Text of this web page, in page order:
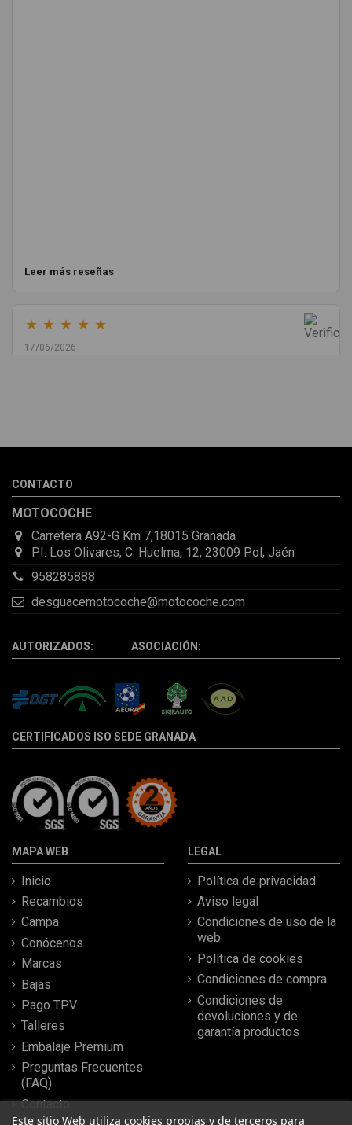
Leer más reseñas
★ ★ ★ ★ ★
17/06/2026
la pieza llegó correcta y bien embalada, además de llegarme 2
CONTACTO
MOTOCOCHE
Carretera A92-G Km 7,18015 Granada
P.I. Los Olivares, C. Huelma, 12, 23009 Pol, Jaén
958285888
desguacemotocoche@motocoche.com
AUTORIZADOS: ASOCIACIÓN:
CERTIFICADOS ISO SEDE GRANADA
MAPA WEB
Inicio
Recambios
Campa
Conócenos
Marcas
Bajas
Pago TPV
Talleres
Embalaje Premium
Preguntas Frecuentes
(FAQ)
Contacto
LEGAL
Política de privacidad
Aviso legal
Condiciones de uso de la
web
Política de cookies
Condiciones de compra
Condiciones de
devoluciones y de
garantía productos
Este sitio Web utiliza cookies propias y de terceros para